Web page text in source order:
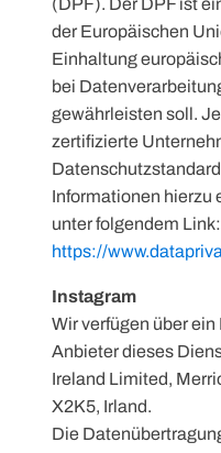
(DPF). Der DPF ist
der Europäischen
Einhaltung
bei
gewährleisten soll.
zertifizierte
Informationen hierzu
unter folgendem Link:
https://
Instagram
Wir verfügen über
Anbieter dieses
Ireland Limited,
X2K5, Irland.
Die